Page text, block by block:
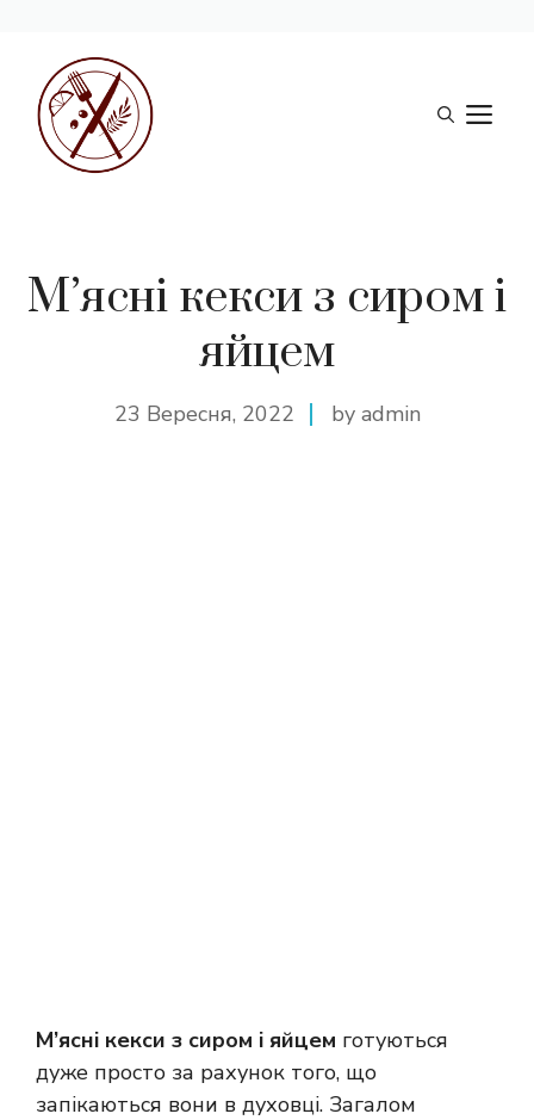
вмісту
М’ясні кекси з сиром і
яйцем
23 Вересня, 2022 by admin
М’ясні кекси з сиром і яйцем готуються
дуже просто за рахунок того, що
запікаються вони в духовці. Загалом